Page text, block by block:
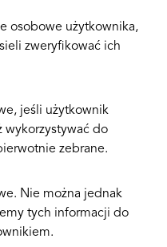
osobowe użytkownika,
zweryfikować ich
jeśli użytkownik
wykorzystywać do
zebrane.
Nie można jednak
tych informacji do